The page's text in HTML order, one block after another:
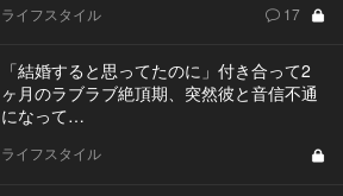
ライフスタイル 17
「結婚すると思ってたのに」付き合って2
ヶ月のラブラブ絶頂期、突然彼と音信不通
になって…
ライフスタイル